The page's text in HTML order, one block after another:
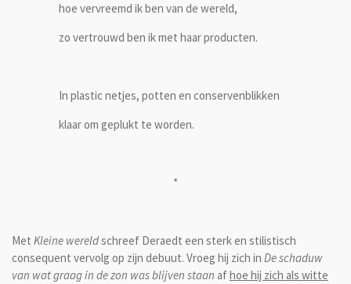
hoe vervreemd ik ben van de wereld,
zo vertrouwd ben ik met haar producten.
In plastic netjes, potten en conservenblikken
klaar om geplukt te worden.
*
Met Kleine wereldschreef Deraedt een sterk en stilistisch
consequent vervolg op zijn debuut. Vroeg hij zich in De schaduw
van wat graag in de zon was blijven staan afhoe hij zich als witte